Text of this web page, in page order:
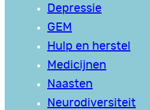
Depressie
GEM
Hulp en herstel
Medicijnen
Naasten
Neurodiversiteit